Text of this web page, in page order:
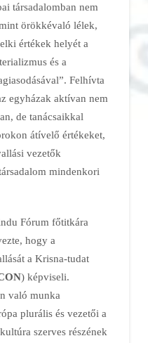
társadalomban nem
örökkévaló lélek,
értékek helyét a
és a
Felhívta
egyházak aktívan nem
de tanácsaikkal
átívelő értékeket,
vezetők
mindenkori
Fórum főtitkára
hogy a
a Krisna-tudat
) képviseli.
való munka
plurális és vezetői a
szerves részének